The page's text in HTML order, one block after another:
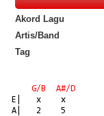
Akord Lagu
Artis/Band
Tag
G/B
A#/D
E|   x    x
A|   2    5